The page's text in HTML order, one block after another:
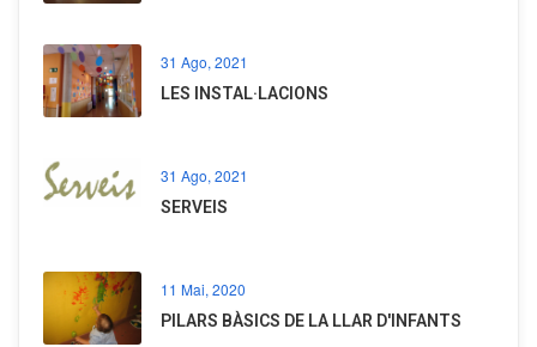
31 Ago, 2021
LES INSTAL·LACIONS
31 Ago, 2021
SERVEIS
11 Mai, 2020
PILARS BÀSICS DE LA LLAR D'INFANTS